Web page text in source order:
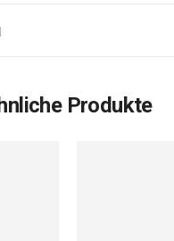
Produkte